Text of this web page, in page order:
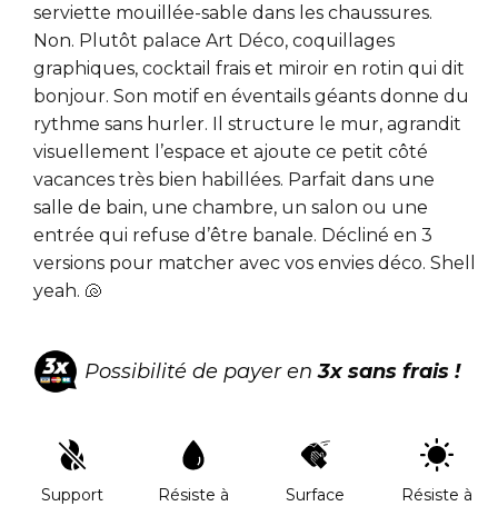
serviette mouillée-sable dans les chaussures.
Non. Plutôt palace Art Déco, coquillages
graphiques, cocktail frais et miroir en rotin qui dit
bonjour. Son motif en éventails géants donne du
rythme sans hurler. Il structure le mur, agrandit
visuellement l’espace et ajoute ce petit côté
vacances très bien habillées. Parfait dans une
salle de bain, une chambre, un salon ou une
entrée qui refuse d’être banale. Décliné en 3
versions pour matcher avec vos envies déco. Shell
yeah. 🐚
Possibilité de payer en3x sans frais !
Support
Résiste à
Surface
Résiste à